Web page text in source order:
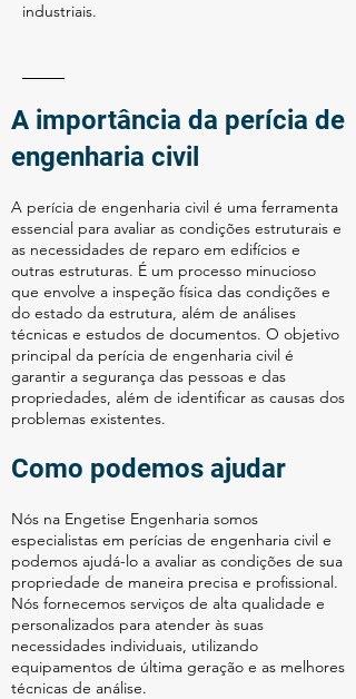
industriais.
A importância da perícia de
engenharia civil
A perícia de engenharia civil é uma ferramenta
essencial para avaliar as condições estruturais e
as necessidades de reparo em edifícios e
outras estruturas. É um processo minucioso
que envolve a inspeção física das condições e
do estado da estrutura, além de análises
técnicas e estudos de documentos. O objetivo
principal da perícia de engenharia civil é
garantir a segurança das pessoas e das
propriedades, além de identificar as causas dos
problemas existentes.
Como podemos ajudar
Nós na Engetise Engenharia somos
especialistas em perícias de engenharia civil e
podemos ajudá-lo a avaliar as condições de sua
propriedade de maneira precisa e profissional.
Nós fornecemos serviços de alta qualidade e
personalizados para atender às suas
necessidades individuais, utilizando
equipamentos de última geração e as melhores
técnicas de análise.